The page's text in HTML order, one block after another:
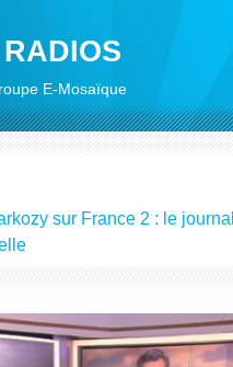
E-Mosaïque
sur France 2 : le